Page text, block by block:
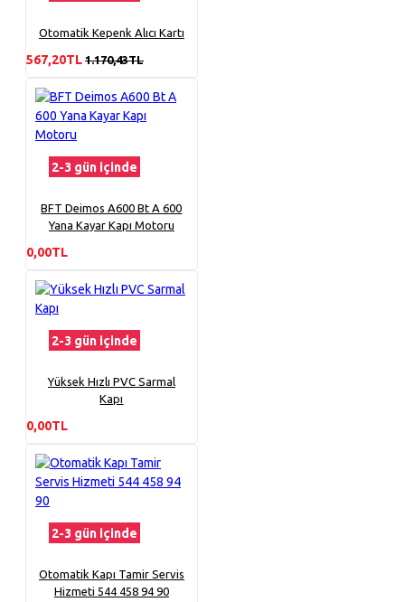
Otomatik Kepenk Alıcı Kartı
567,20TL 1.170,43TL
2-3 gün içinde
BFT Deimos A600 Bt A 600
Yana Kayar Kapı Motoru
0,00TL
2-3 gün içinde
Yüksek Hızlı PVC Sarmal
Kapı
0,00TL
2-3 gün içinde
Otomatik Kapı Tamir Servis
Hizmeti 544 458 94 90